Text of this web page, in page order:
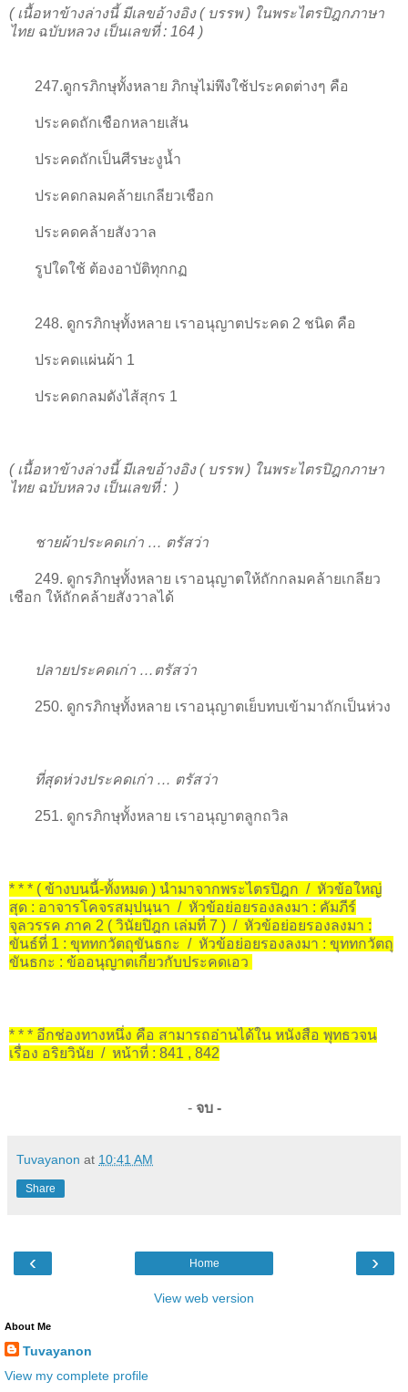
( เนื้อหาข้างล่างนี้ มีเลขอ้างอิง ( บรรพ ) ในพระไตรปิฎกภาษา
ไทย ฉบับหลวง เป็นเลขที่ : 164 )
247.ดูกรภิกษุทั้งหลาย ภิกษุไม่พึงใช้ประคดต่างๆ คือ
ประคดถักเชือกหลายเส้น
ประคดถักเป็นศีรษะงูน้ำ
ประคดกลมคล้ายเกลียวเชือก
ประคดคล้ายสังวาล
รูปใดใช้ ต้องอาบัติทุกกฏ
248. ดูกรภิกษุทั้งหลาย เราอนุญาตประคด 2 ชนิด คือ
ประคดแผ่นผ้า 1
ประคดกลมดังไส้สุกร 1
( เนื้อหาข้างล่างนี้ มีเลขอ้างอิง ( บรรพ ) ในพระไตรปิฎกภาษา
ไทย ฉบับหลวง เป็นเลขที่ : )
ชายผ้าประคดเก่า … ตรัสว่า
249. ดูกรภิกษุทั้งหลาย เราอนุญาตให้ถักกลมคล้ายเกลียว
เชือก ให้ถักคล้ายสังวาลได้
ปลายประคดเก่า …ตรัสว่า
250. ดูกรภิกษุทั้งหลาย เราอนุญาตเย็บทบเข้ามาถักเป็นห่วง
ที่สุดห่วงประคดเก่า … ตรัสว่า
251. ดูกรภิกษุทั้งหลาย เราอนุญาตลูกถวิล
* * * ( ข้างบนนี้-ทั้งหมด ) นำมาจากพระไตรปิฎก / หัวข้อใหญ่
สุด : อาจารโคจรสมฺปนฺนา / หัวข้อย่อยรองลงมา : คัมภีร์
จุลวรรค ภาค 2 ( วินัยปิฎก เล่มที่ 7 ) / หัวข้อย่อยรองลงมา :
ขันธ์ที่ 1 : ขุททกวัตถุขันธกะ / หัวข้อย่อยรองลงมา : ขุททกวัตถุ
ขันธกะ : ข้ออนุญาตเกี่ยวกับประคดเอว
* * * อีกช่องทางหนึ่ง คือ สามารถอ่านได้ใน หนังสือ พุทธวจน
เรื่อง อริยวินัย / หน้าที่ : 841 , 842
-จบ -
Tuvayanon at 10:41 AM
Share
‹ ›
Home
View web version
About Me
Tuvayanon
View my complete profile